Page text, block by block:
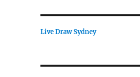
Live Draw Sydney